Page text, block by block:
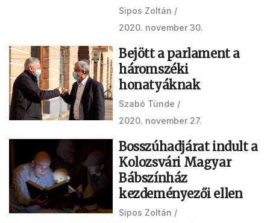
Sipos Zoltán
2020. november 30.
Bejött a parlament a
háromszéki
honatyáknak
Szabó Tünde
2020. november 27.
Bosszúhadjárat indult a
Kolozsvári Magyar
Bábszínház
kezdeményezői ellen
Sipos Zoltán